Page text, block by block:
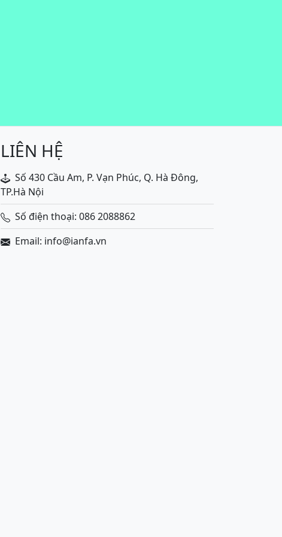
LIÊN HỆ
Số 430 Cầu Am, P. Vạn Phúc, Q. Hà Đông,
TP.Hà Nội
Số điện thoại: 086 2088862
Email: info@ianfa.vn